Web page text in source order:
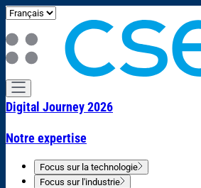
Digital Journey 2026
Notre expertise
Focus sur la technologie
Focus sur l'industrie